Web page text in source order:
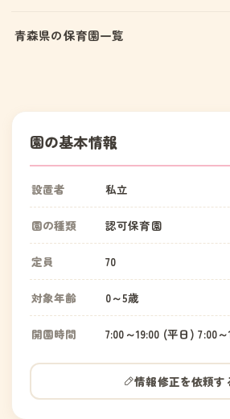
青森県の保育園一覧
園の基本情報
設置者 私立
園の種類 認可保育園
定員 70
対象年齢 0～5歳
開園時間 7:00～19:00 (平日) 7:00
情報修正を依頼す